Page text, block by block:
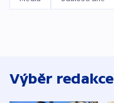
Výběr redakce